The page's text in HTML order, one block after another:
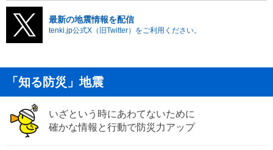
最新の地震情報を配信
tenki.jp公式X（旧Twitter）をご利用ください。
「知る防災」地震
いざという時にあわてないために
確かな情報と行動で防災力アップ